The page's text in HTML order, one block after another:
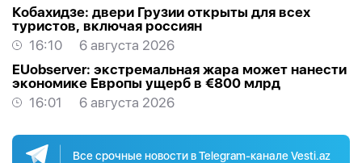
Кобахидзе: двери Грузии открыты для всех
туристов, включая россиян
16:10
6 августа 2026
EUobserver: экстремальная жара может нанести
экономике Европы ущерб в €800 млрд
16:01
6 августа 2026
Все срочные новости в Telegram-канале Vesti.az